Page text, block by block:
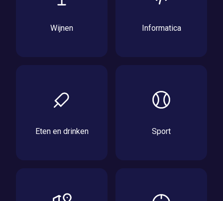
Wijnen Informatica
Eten en drinken Sport